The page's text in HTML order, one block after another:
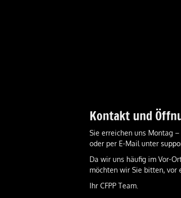
Kontakt und
Sie erreichen uns Montag –
oder per E-Mail unter
Da wir uns häufig im Vor-
möchten wir Sie bitten, vor
Ihr CFPP Team.